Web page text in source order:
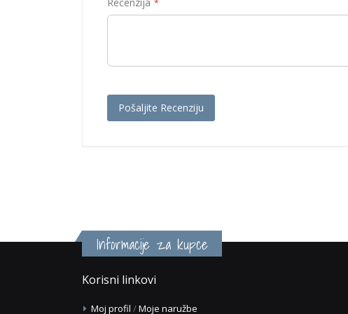
Pošaljite Recenziju
Informacije za kupce
Korisni linkovi
Moj profil /Moje naružbe